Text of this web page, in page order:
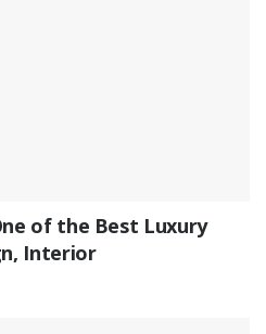
of the Best Luxury
Interior